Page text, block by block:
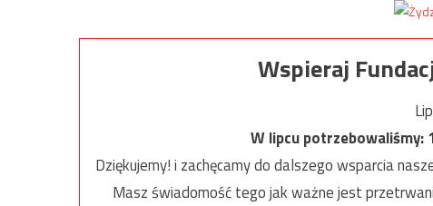
Wspieraj
W lipcu potrzebowaliśmy:
Dziękujemy! i zachęcamy do dalszego wsparcia
Masz świadomość tego jak ważne jest